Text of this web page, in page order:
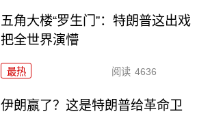
五角大楼“罗生门”：特朗普这出戏
把全世界演懵
最热 阅读 4636
伊朗赢了？这是特朗普给革命卫